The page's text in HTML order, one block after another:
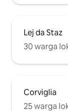
Lej da Staz
30 warga
Corviglia
25 warga